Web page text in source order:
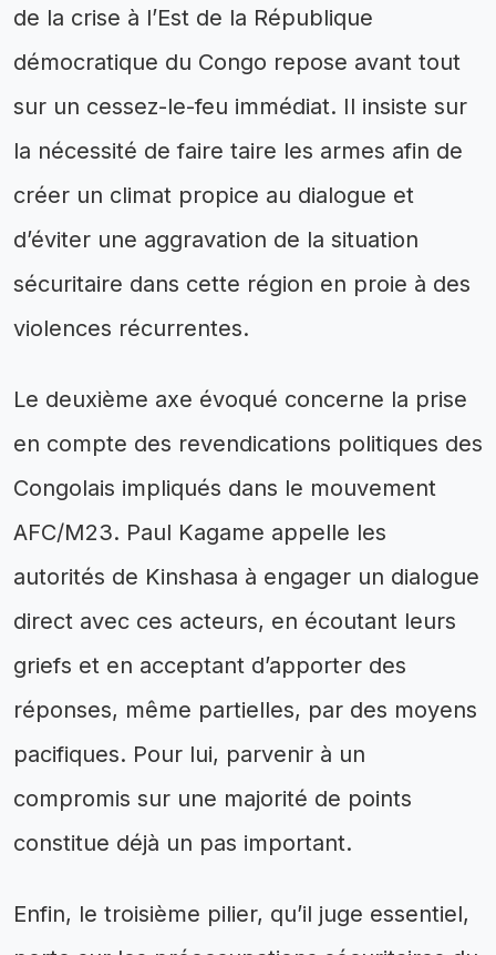
de la crise à l’Est de la République
démocratique du Congo repose avant tout
sur un cessez-le-feu immédiat. Il insiste sur
la nécessité de faire taire les armes afin de
créer un climat propice au dialogue et
d’éviter une aggravation de la situation
sécuritaire dans cette région en proie à des
violences récurrentes.
Le deuxième axe évoqué concerne la prise
en compte des revendications politiques des
Congolais impliqués dans le mouvement
AFC/M23. Paul Kagame appelle les
autorités de Kinshasa à engager un dialogue
direct avec ces acteurs, en écoutant leurs
griefs et en acceptant d’apporter des
réponses, même partielles, par des moyens
pacifiques. Pour lui, parvenir à un
compromis sur une majorité de points
constitue déjà un pas important.
Enfin, le troisième pilier, qu’il juge essentiel,